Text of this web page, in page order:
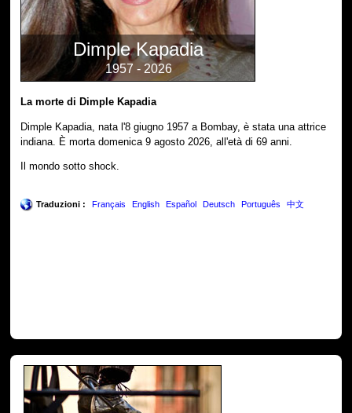
Dimple Kapadia
1957 - 2026
La morte di Dimple Kapadia
Dimple Kapadia, nata l'8 giugno 1957 a Bombay, è stata una attrice
indiana. È morta domenica 9 agosto 2026, all'età di 69 anni.
Il mondo sotto shock.
Traduzioni : Français English Español Deutsch Português 中文